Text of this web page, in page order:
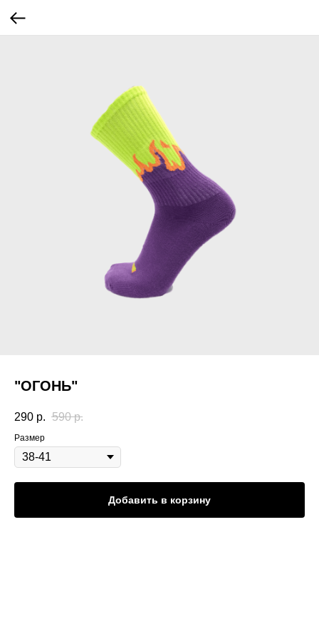
"ОГОНЬ"
290 р. 590 р.
Размер
Добавить в корзину